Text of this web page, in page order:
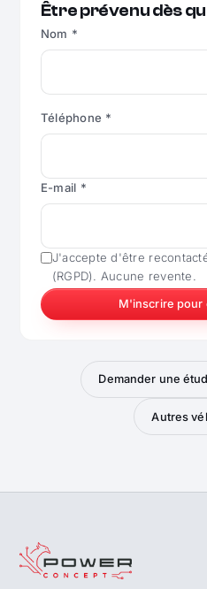
Être prévenu dès
Nom *
Téléphone *
E-mail *
J'accepte d'être
(RGPD). Aucune revente.
M'inscrire pour
Demander une
Autres